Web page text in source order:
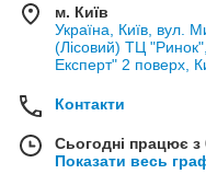
м. Київ
Україна, Київ, вул.
(Лісовий) ТЦ
Експерт" 2 поверх,
Контакти
Сьогодні працює з
Показати весь